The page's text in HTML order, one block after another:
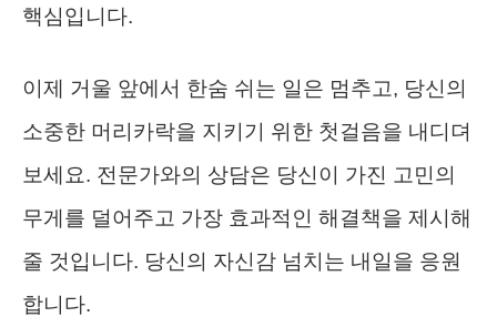
핵심입니다.
이제 거울 앞에서 한숨 쉬는 일은 멈추고, 당신의
소중한 머리카락을 지키기 위한 첫걸음을 내디뎌
보세요. 전문가와의 상담은 당신이 가진 고민의
무게를 덜어주고 가장 효과적인 해결책을 제시해
줄 것입니다. 당신의 자신감 넘치는 내일을 응원
합니다.